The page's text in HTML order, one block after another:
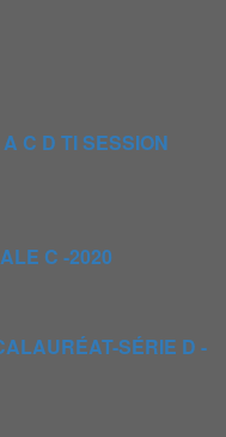
C D TI SESSION
C -2020
SÉRIE D -